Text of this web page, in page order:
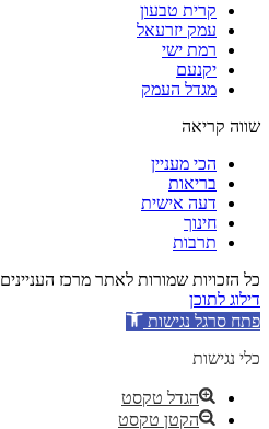
קרית טבעון
עמק יזרעאל
רמת ישי
יקנעם
מגדל העמק
שווה קריאה
הכי מעניין
בריאות
דעה אישית
חינוך
תרבות
כל הזכויות שמורות לאתר מרכז העניינים 2024
דילוג לתוכן
פתח סרגל נגישות
כלי נגישות
הגדל טקסט
הקטן טקסט